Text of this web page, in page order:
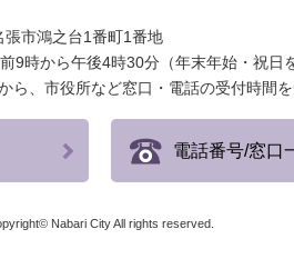
市鴻之台1番町1番地
9時から午後4時30分（年末年始・祝日
ら、市役所など窓口・電話の受付時間を
電話番号/窓口
Nabari City All rights reserved.